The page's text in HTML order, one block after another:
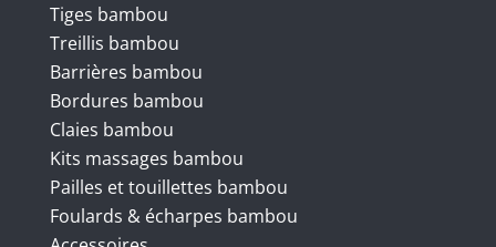
Tiges bambou
Treillis bambou
Barrières bambou
Bordures bambou
Claies bambou
Kits massages bambou
Pailles et touillettes bambou
Foulards & écharpes bambou